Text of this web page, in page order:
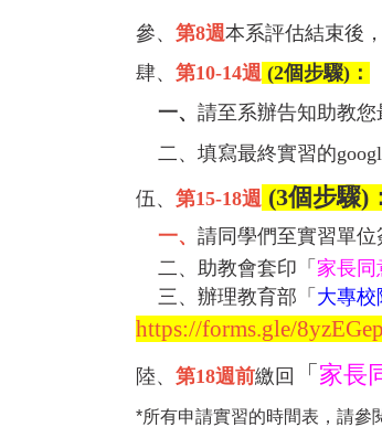
參、 第8週本系評估結束後
肆、 第10-14週 (2個步驟)：
一、 請至系辦告知助教您
二、 填寫最終實習的
伍、 第15-18週 (3個步驟)
一、 請同學們至實習單位
二、 助教會套印「 家長同
三、辦理教育部「 大專
https://forms.gle/
陸、 第18週前繳回 「 家長
*所有申請實習的時間表，請參